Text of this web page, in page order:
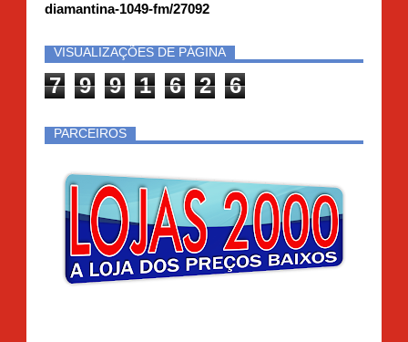
diamantina-1049-fm/27092
VISUALIZAÇÕES DE PÁGINA
7 9 9 1 6 2 6
PARCEIROS